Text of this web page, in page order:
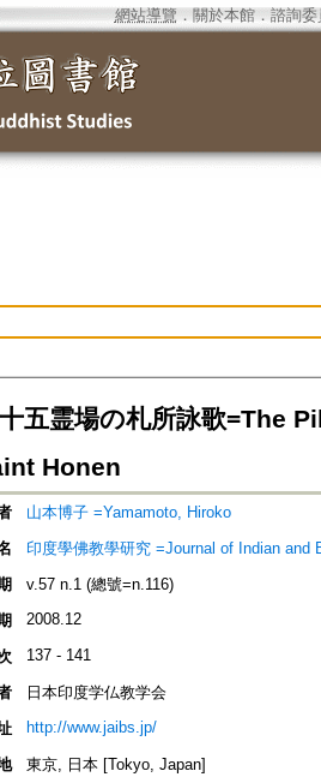
網站導覽 ． 關於本館． 諮詢委
五霊場の札所詠歌=The
Honen
山本博子 =Yamamoto, Hiroko
印度學佛教學研究 =Journal of Indian
v.57 n.1 (總號=n.116)
2008.12
137 - 141
日本印度学仏教学会
http://www.jaibs.jp/
東京, 日本 [Tokyo, Japan]